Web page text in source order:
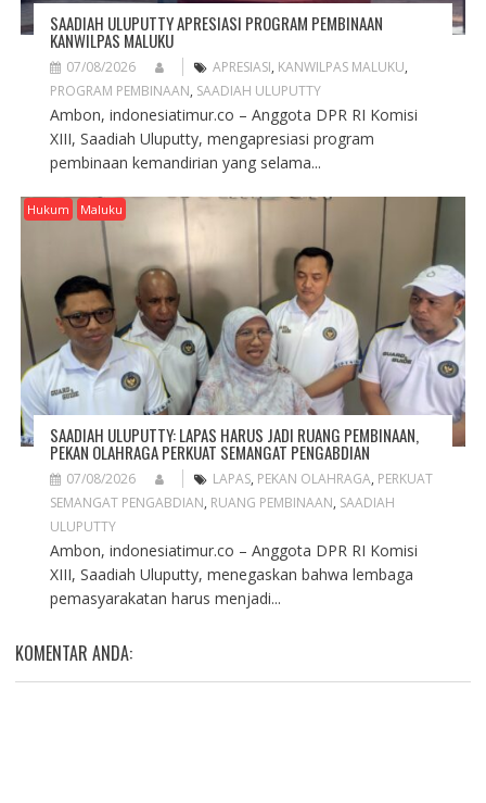
SAADIAH ULUPUTTY APRESIASI PROGRAM PEMBINAAN
KANWILPAS MALUKU
07/08/2026 APRESIASI, KANWILPAS MALUKU,
PROGRAM PEMBINAAN, SAADIAH ULUPUTTY
Ambon, indonesiatimur.co – Anggota DPR RI Komisi
XIII, Saadiah Uluputty, mengapresiasi program
pembinaan kemandirian yang selama...
Hukum Maluku
SAADIAH ULUPUTTY: LAPAS HARUS JADI RUANG PEMBINAAN,
PEKAN OLAHRAGA PERKUAT SEMANGAT PENGABDIAN
07/08/2026 LAPAS, PEKAN OLAHRAGA, PERKUAT
SEMANGAT PENGABDIAN, RUANG PEMBINAAN, SAADIAH
ULUPUTTY
Ambon, indonesiatimur.co – Anggota DPR RI Komisi
XIII, Saadiah Uluputty, menegaskan bahwa lembaga
pemasyarakatan harus menjadi...
KOMENTAR ANDA: